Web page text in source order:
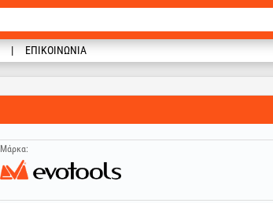
ΕΠΙΚΟΙΝΩΝΊΑ
Μάρκα: